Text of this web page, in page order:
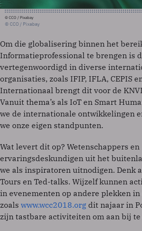
© CCO / Pixabay
© CCO / Pixabay
Om die globalisering binnen het
Informatieprofessional te brengen is
vertegenwoordigd in diverse
organisaties, zoals IFIP, IFLA, CEPIS
Internationaal brengt dit voor de
Vanuit thema’s als IoT en Smart
we de internationale ontwikkelingen
we onze eigen standpunten.
Wat levert dit op? Wetenschappers en
ervaringsdeskundigen uit het
we als inspiratoren uitnodigen. Denk
Tours en Ted-talks. Wijzelf kunnen
in evenementen op andere plekken in
zoals www.wcc2018.org dit najaar in
zijn tastbare activiteiten om aan bij te